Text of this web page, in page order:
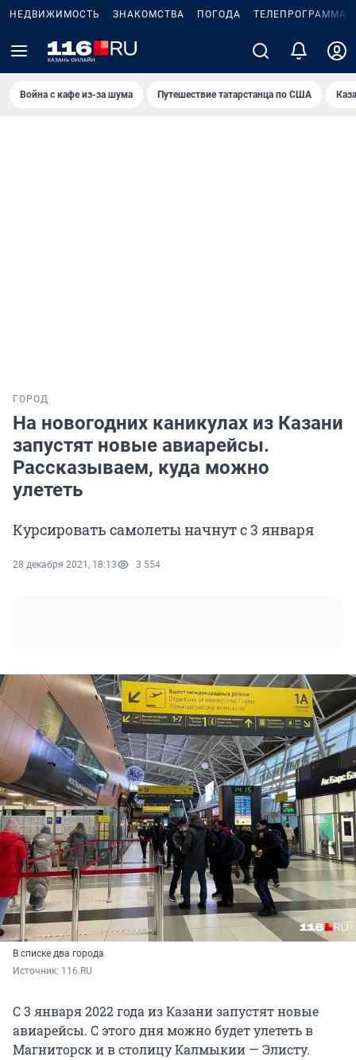
НЕДВИЖИМОСТЬ ЗНАКОМСТВА ПОГОДА ТЕЛЕПРОГРАММА
Война с кафе из-за шума Путешествие татарстанца по США
ГОРОД
На новогодних каникулах из Казани
запустят новые авиарейсы.
Рассказываем, куда можно
улететь
Курсировать самолеты начнут с 3 января
28 декабря 2021, 18:13 3 554
В списке два города
Источник: 116.RU
С 3 января 2022 года из Казани запустят новые
авиарейсы. С этого дня можно будет улететь в
Магниторск и в столицу Калмыкии — Элисту.